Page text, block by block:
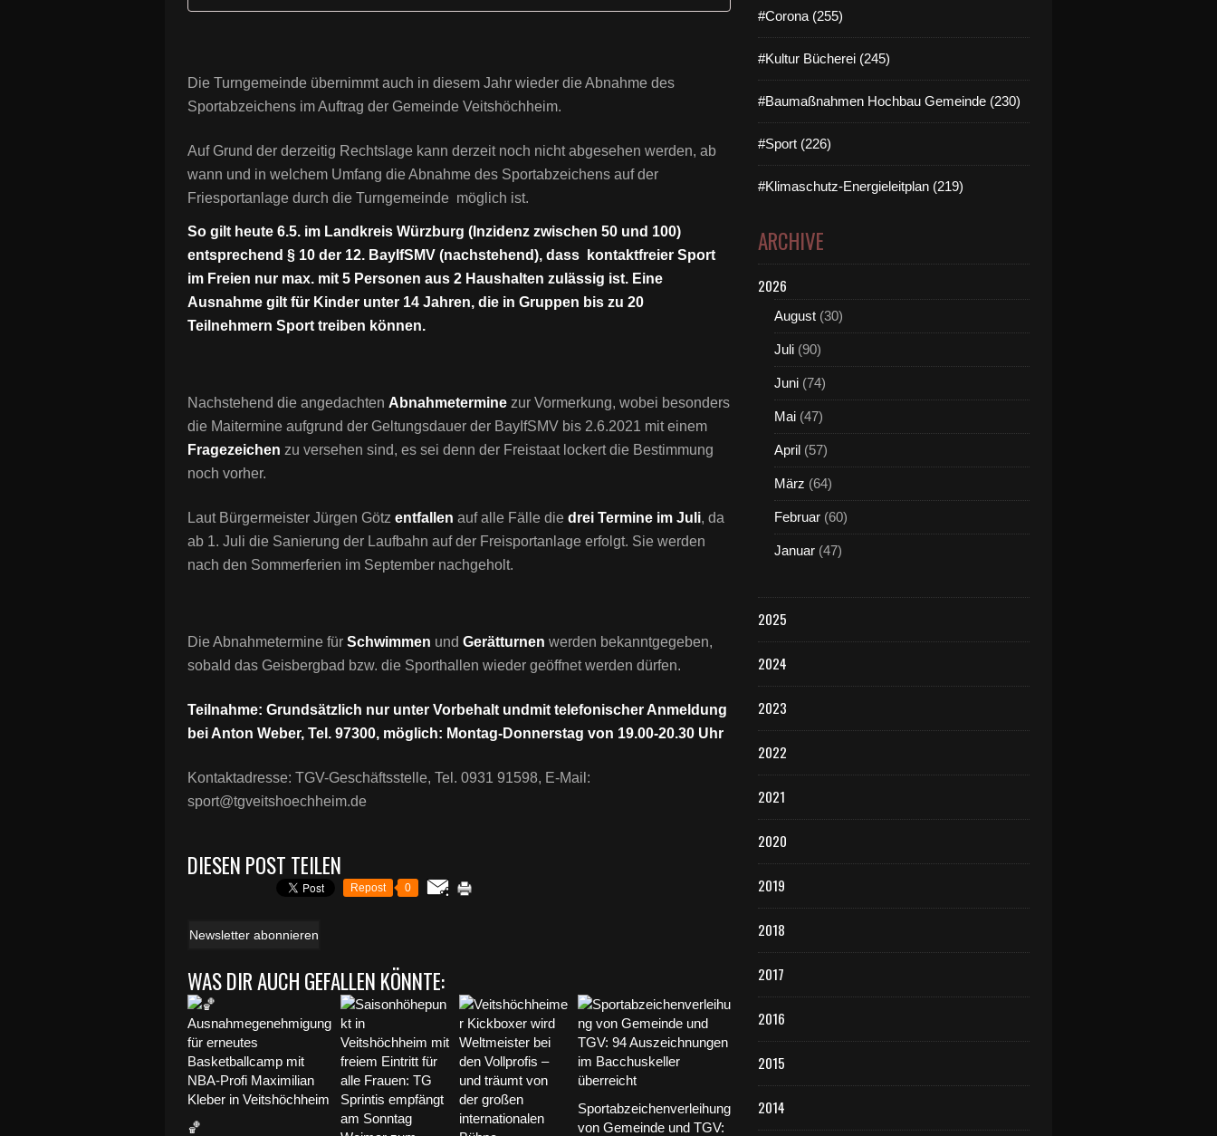
Die Turngemeinde übernimmt auch in diesem Jahr wieder die Abnahme des
Sportabzeichens im Auftrag der Gemeinde Veitshöchheim.
Auf Grund der derzeitig Rechtslage kann derzeit noch nicht abgesehen werden, ab
wann und in welchem Umfang die Abnahme des Sportabzeichens auf der
Friesportanlage durch die Turngemeinde möglich ist.
So gilt heute 6.5. im Landkreis Würzburg (Inzidenz zwischen 50 und 100)
entsprechend § 10 der 12. BayIfSMV (nachstehend), dass kontaktfreier Sport
im Freien nur max. mit 5 Personen aus 2 Haushalten zulässig ist. Eine
Ausnahme gilt für Kinder unter 14 Jahren, die in Gruppen bis zu 20
Teilnehmern Sport treiben können.
Nachstehend die angedachten Abnahmetermine zur Vormerkung, wobei besonders
die Maitermine aufgrund der Geltungsdauer der BayIfSMV bis 2.6.2021 mit einem
Fragezeichen zu versehen sind, es sei denn der Freistaat lockert die Bestimmung
noch vorher.
Laut Bürgermeister Jürgen Götz entfallen auf alle Fälle die drei Termine im Juli, da
ab 1. Juli die Sanierung der Laufbahn auf der Freisportanlage erfolgt. Sie werden
nach den Sommerferien im September nachgeholt.
Die Abnahmetermine für Schwimmen und Gerätturnen werden bekanntgegeben,
sobald das Geisbergbad bzw. die Sporthallen wieder geöffnet werden dürfen.
Teilnahme: Grundsätzlich nur unter Vorbehalt undmit telefonischer Anmeldung
bei Anton Weber, Tel. 97300, möglich: Montag-Donnerstag von 19.00-20.30 Uhr
Kontaktadresse: TGV-Geschäftsstelle, Tel. 0931 91598, E-Mail:
sport@tgveitshoechheim.de
DIESEN POST TEILEN
Repost 0
Newsletter abonnieren
WAS DIR AUCH GEFALLEN KÖNNTE:
🏀
Sportabzeichenverleihung
von Gemeinde und TGV:
#Corona (255)
#Kultur Bücherei (245)
#Baumaßnahmen Hochbau Gemeinde (230)
#Sport (226)
#Klimaschutz-Energieleitplan (219)
ARCHIVE
2026
August (30)
Juli (90)
Juni (74)
Mai (47)
April (57)
März (64)
Februar (60)
Januar (47)
2025
2024
2023
2022
2021
2020
2019
2018
2017
2016
2015
2014